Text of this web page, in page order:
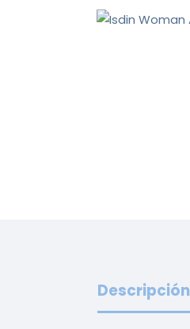
Descripción